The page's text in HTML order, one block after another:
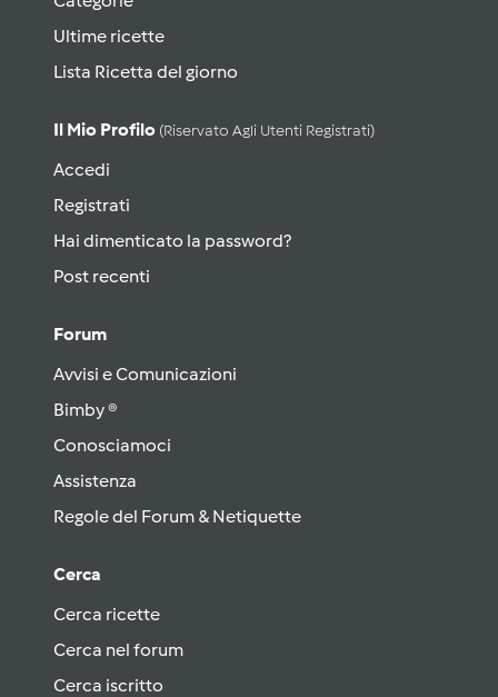
Ultime ricette
Lista Ricetta del giorno
Il Mio Profilo (riservato Agli Utenti Registrati)
Accedi
Registrati
Hai dimenticato la password?
Post recenti
Forum
Avvisi e Comunicazioni
Bimby ®
Conosciamoci
Assistenza
Regole del Forum & Netiquette
Cerca
Cerca ricette
Cerca nel forum
Cerca iscritto